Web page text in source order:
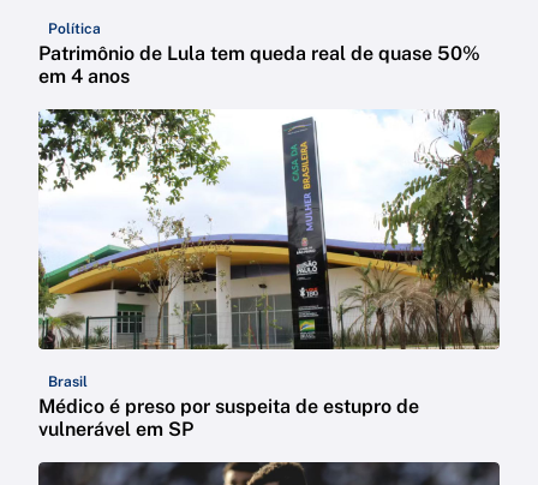
Política
Patrimônio de Lula tem queda real de quase 50%
em 4 anos
Brasil
Médico é preso por suspeita de estupro de
vulnerável em SP